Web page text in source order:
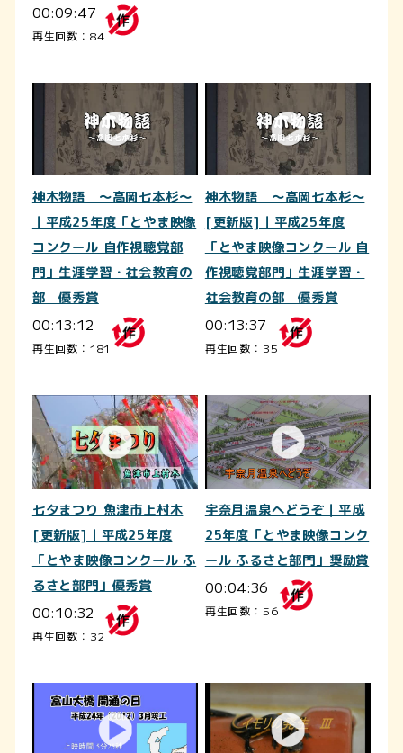
00:09:47
再生回数：84
神木物語 ～高岡七本杉～
｜平成25年度「とやま映像
コンクール 自作視聴覚部
門」生涯学習・社会教育の
部 優秀賞
00:13:12
再生回数：181
神木物語 ～高岡七本杉～
[更新版]｜平成25年度
「とやま映像コンクール 自
作視聴覚部門」生涯学習・
社会教育の部 優秀賞
00:13:37
再生回数：35
七夕まつり 魚津市上村木
[更新版]｜平成25年度
「とやま映像コンクール ふ
るさと部門」優秀賞
00:10:32
再生回数：32
宇奈月温泉へどうぞ｜平成
25年度「とやま映像コンク
ール ふるさと部門」奨励賞
00:04:36
再生回数：56